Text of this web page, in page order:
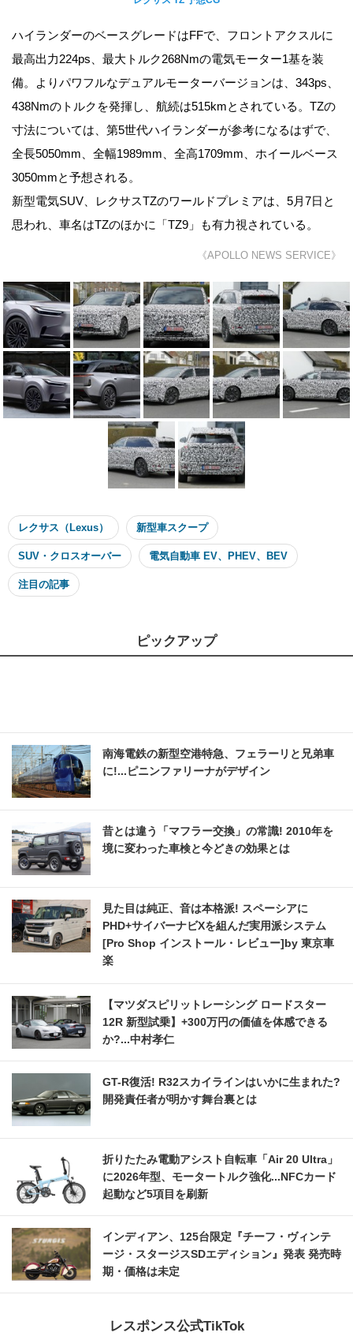
ハイランダーのベースグレードはFFで、フロントアクスルに
最高出力224ps、最大トルク268Nmの電気モーター1基を装
備。よりパワフルなデュアルモーターバージョンは、343ps、
438Nmのトルクを発揮し、航続は515kmとされている。TZの
寸法については、第5世代ハイランダーが参考になるはずで、
全長5050mm、全幅1989mm、全高1709mm、ホイールベース
3050mmと予想される。
新型電気SUV、レクサスTZのワールドプレミアは、5月7日と
思われ、車名はTZのほかに「TZ9」も有力視されている。
《APOLLO NEWS SERVICE》
レクサス（Lexus） 新型車スクープ
SUV・クロスオーバー 電気自動車 EV、PHEV、BEV
注目の記事
ピックアップ
南海電鉄の新型空港特急、フェラーリと兄弟車
に!...ピニンファリーナがデザイン
昔とは違う「マフラー交換」の常識! 2010年を
境に変わった車検と今どきの効果とは
見た目は純正、音は本格派! スペーシアに
PHD+サイバーナビXを組んだ実用派システム
[Pro Shop インストール・レビュー]by 東京車
楽
【マツダスピリットレーシング ロードスター
12R 新型試乗】+300万円の価値を体感できる
か?...中村孝仁
GT-R復活! R32スカイラインはいかに生まれた?
開発責任者が明かす舞台裏とは
折りたたみ電動アシスト自転車「Air 20 Ultra」
に2026年型、モータートルク強化...NFCカード
起動など5項目を刷新
インディアン、125台限定『チーフ・ヴィンテ
ージ・スタージスSDエディション』発表 発売時
期・価格は未定
レスポンス公式TikTok